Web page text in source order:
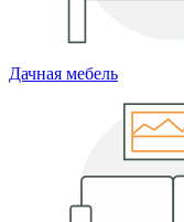
Дачная мебель